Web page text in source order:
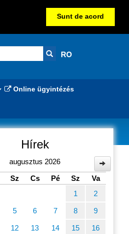
Sunt de acord
RO
Online ügyintézés
Hírek
augusztus 2026
Sz Cs Pé Sz
Va
1
2
5 6 7 8 9
12 13 14 15 16